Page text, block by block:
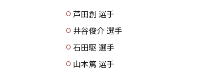
芦田創 選手
井谷俊介 選手
石田駆 選手
山本篤 選手